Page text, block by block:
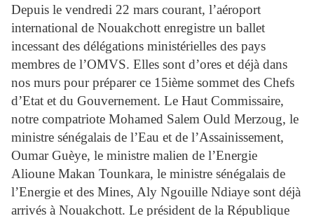
Depuis le vendredi 22 mars courant, l’aéroport
international de Nouakchott enregistre un ballet
incessant des délégations ministérielles des pays
membres de l’OMVS. Elles sont d’ores et déjà dans
nos murs pour préparer ce 15ième sommet des Chefs
d’Etat et du Gouvernement. Le Haut Commissaire,
notre compatriote Mohamed Salem Ould Merzoug, le
ministre sénégalais de l’Eau et de l’Assainissement,
Oumar Guèye, le ministre malien de l’Energie
Alioune Makan Tounkara, le ministre sénégalais de
l’Energie et des Mines, Aly Ngouille Ndiaye sont déjà
arrivés à Nouakchott. Le président de la République